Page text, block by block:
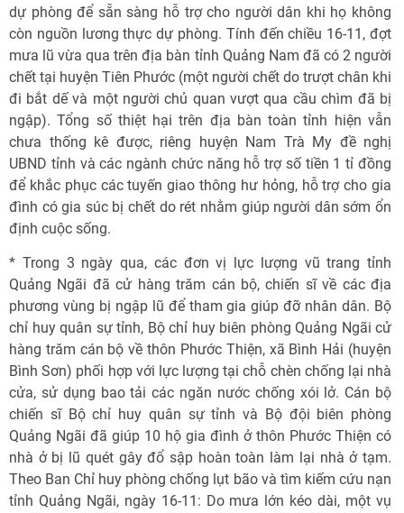
dự phòng để sẵn sàng hỗ trợ cho người dân khi họ không
còn nguồn lương thực dự phòng. Tính đến chiều 16-11, đợt
mưa lũ vừa qua trên địa bàn tỉnh Quảng Nam đã có 2 người
chết tại huyện Tiên Phước (một người chết do trượt chân khi
đi bắt dế và một người chủ quan vượt qua cầu chìm đã bị
ngập). Tổng số thiệt hại trên địa bàn toàn tỉnh hiện vẫn
chưa thống kê được, riêng huyện Nam Trà My đề nghị
UBND tỉnh và các ngành chức năng hỗ trợ số tiền 1 tỉ đồng
để khắc phục các tuyến giao thông hư hỏng, hỗ trợ cho gia
đình có gia súc bị chết do rét nhằm giúp người dân sớm ổn
định cuộc sống.
* Trong 3 ngày qua, các đơn vị lực lượng vũ trang tỉnh
Quảng Ngãi đã cử hàng trăm cán bộ, chiến sĩ về các địa
phương vùng bị ngập lũ để tham gia giúp đỡ nhân dân. Bộ
chỉ huy quân sự tỉnh, Bộ chỉ huy biên phòng Quảng Ngãi cử
hàng trăm cán bộ về thôn Phước Thiện, xã Bình Hải (huyện
Bình Sơn) phối hợp với lực lượng tại chỗ chèn chống lại nhà
cửa, sử dụng bao tải các ngăn nước chống xói lở. Cán bộ
chiến sĩ Bộ chỉ huy quân sự tỉnh và Bộ đội biên phòng
Quảng Ngãi đã giúp 10 hộ gia đình ở thôn Phước Thiện có
nhà ở bị lũ quét gây đổ sập hoàn toàn làm lại nhà ở tạm.
Theo Ban Chỉ huy phòng chống lụt bão và tìm kiếm cứu nạn
tỉnh Quảng Ngãi, ngày 16-11: Do mưa lớn kéo dài, một vụ